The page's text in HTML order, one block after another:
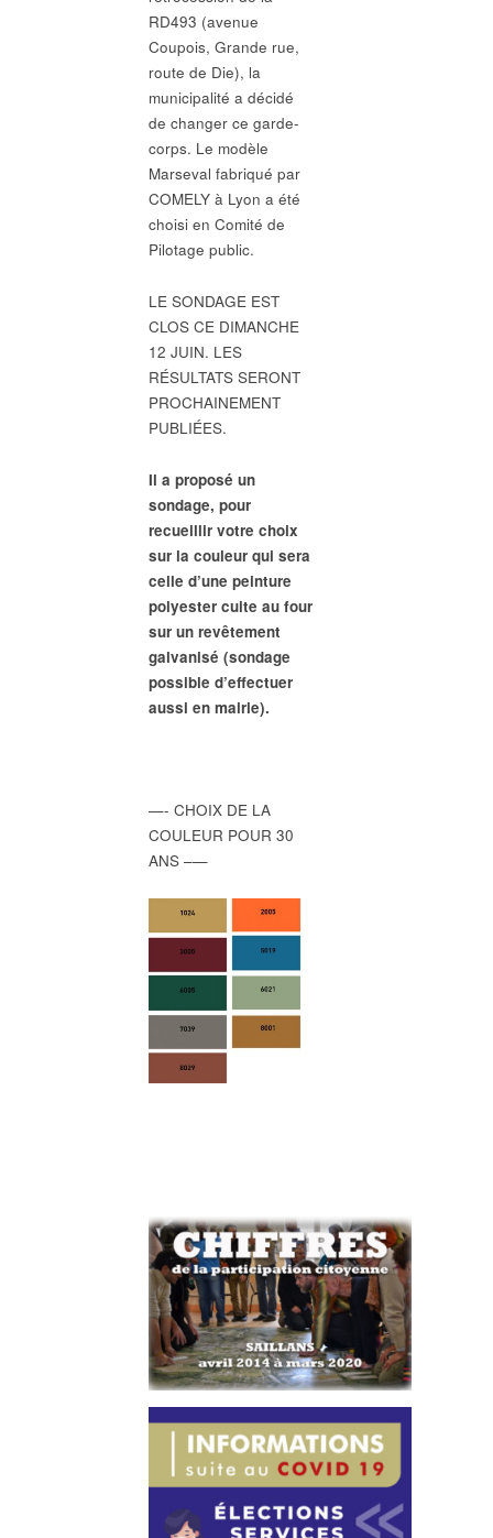
RD493 (avenue
Coupois, Grande rue,
route de Die), la
municipalité a décidé
de changer ce garde-
corps. Le modèle
Marseval fabriqué par
COMELY à Lyon a été
choisi en Comité de
Pilotage public.
LE SONDAGE EST
CLOS CE DIMANCHE
12 JUIN. LES
RÉSULTATS SERONT
PROCHAINEMENT
PUBLIÉES.
Il a proposé un
sondage, pour
recueillir votre choix
sur la couleur qui sera
celle d’une peinture
polyester cuite au four
sur un revêtement
galvanisé (sondage
possible d’effectuer
aussi en mairie).
—- CHOIX DE LA
COULEUR POUR 30
ANS –—